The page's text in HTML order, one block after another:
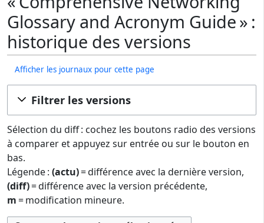
Glossary and Acronym Guide » :
historique des versions
Afficher les journaux pour cette page
Filtrer les versions
Sélection du diff : cochez les boutons radio des versions
à comparer et appuyez sur entrée ou sur le bouton en
bas.
Légende : (actu)= différence avec la dernière version,
(diff)= différence avec la version précédente,
m= modification mineure.